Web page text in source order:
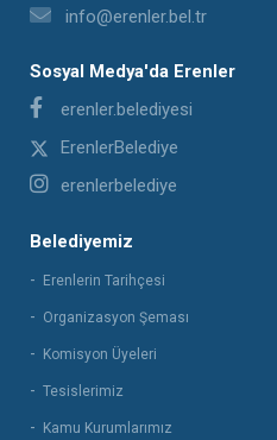
info@erenler.bel.tr
Sosyal Medya'da Erenler
erenler.belediyesi
ErenlerBelediye
erenlerbelediye
Belediyemiz
Erenlerin Tarihçesi
Organizasyon Şeması
Komisyon Üyeleri
Tesislerimiz
Kamu Kurumlarımız